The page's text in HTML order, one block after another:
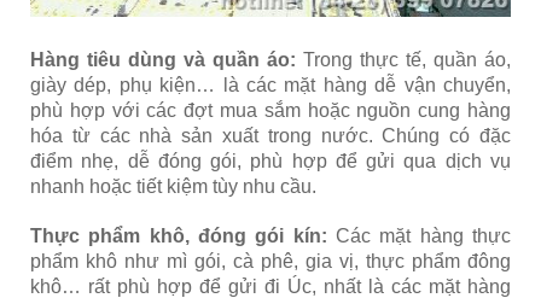
Hàng tiêu dùng và quần áo: Trong thực tế, quần áo,
giày dép, phụ kiện… là các mặt hàng dễ vận chuyển,
phù hợp với các đợt mua sắm hoặc nguồn cung hàng
hóa từ các nhà sản xuất trong nước. Chúng có đặc
điểm nhẹ, dễ đóng gói, phù hợp để gửi qua dịch vụ
nhanh hoặc tiết kiệm tùy nhu cầu.
Thực phẩm khô, đóng gói kín: Các mặt hàng thực
phẩm khô như mì gói, cà phê, gia vị, thực phẩm đông
khô… rất phù hợp để gửi đi Úc, nhất là các mặt hàng